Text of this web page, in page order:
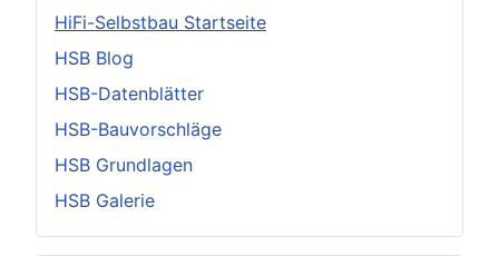
HiFi-Selbstbau Startseite
HSB Blog
HSB-Datenblätter
HSB-Bauvorschläge
HSB Grundlagen
HSB Galerie